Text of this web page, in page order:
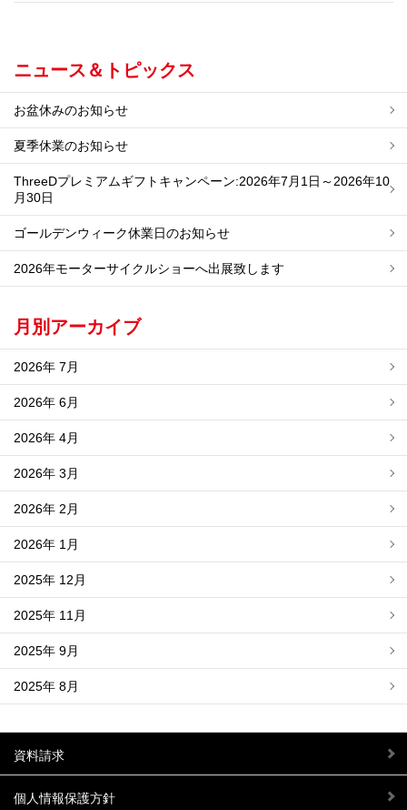
ニュース＆トピックス
お盆休みのお知らせ
夏季休業のお知らせ
ThreeDプレミアムギフトキャンペーン:2026年7月1日～2026年10
月30日
ゴールデンウィーク休業日のお知らせ
2026年モーターサイクルショーへ出展致します
月別アーカイブ
2026年 7月
2026年 6月
2026年 4月
2026年 3月
2026年 2月
2026年 1月
2025年 12月
2025年 11月
2025年 9月
2025年 8月
資料請求
個人情報保護方針